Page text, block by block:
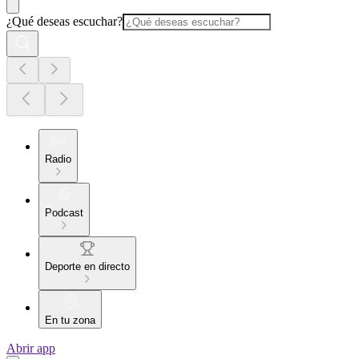
¿Qué deseas escuchar?
Radio
Podcast
Deporte en directo
En tu zona
Abrir app